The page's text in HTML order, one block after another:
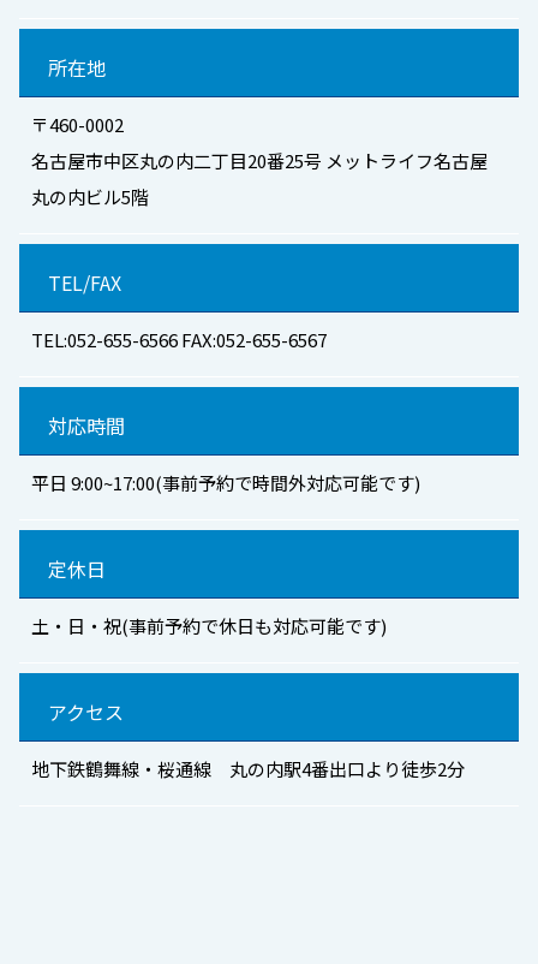
所在地
〒460-0002
名古屋市中区丸の内二丁目20番25号 メットライフ名古屋
丸の内ビル5階
TEL/FAX
TEL:052-655-6566 FAX:052-655-6567
対応時間
平日 9:00~17:00(事前予約で時間外対応可能です)
定休日
土・日・祝(事前予約で休日も対応可能です)
アクセス
地下鉄鶴舞線・桜通線 丸の内駅4番出口より徒歩2分